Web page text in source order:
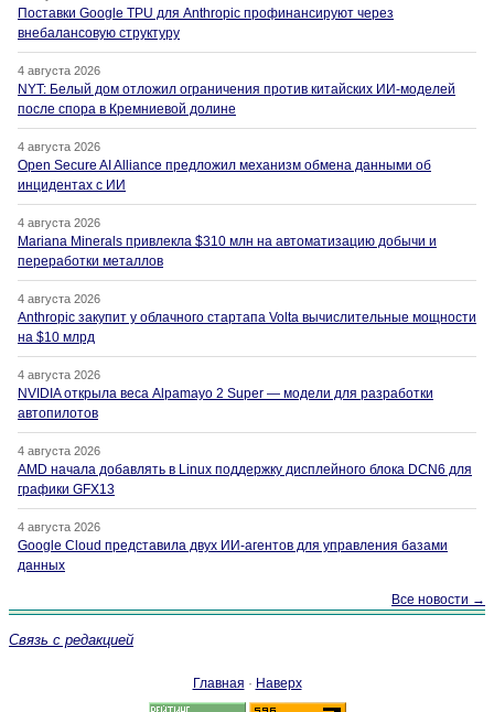
Поставки Google TPU для Anthropic профинансируют через
внебалансовую структуру
4 августа 2026
NYT: Белый дом отложил ограничения против китайских ИИ-моделей
после спора в Кремниевой долине
4 августа 2026
Open Secure AI Alliance предложил механизм обмена данными об
инцидентах с ИИ
4 августа 2026
Mariana Minerals привлекла $310 млн на автоматизацию добычи и
переработки металлов
4 августа 2026
Anthropic закупит у облачного стартапа Volta вычислительные мощности
на $10 млрд
4 августа 2026
NVIDIA открыла веса Alpamayo 2 Super — модели для разработки
автопилотов
4 августа 2026
AMD начала добавлять в Linux поддержку дисплейного блока DCN6 для
графики GFX13
4 августа 2026
Google Cloud представила двух ИИ-агентов для управления базами
данных
Все новости →
Связь с редакцией
Главная · Наверх